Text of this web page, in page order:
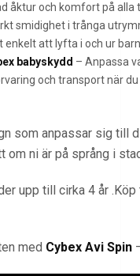
åktur och komfort på
smidighet i trånga
enkelt att lyfta i och ur
babyskydd – Anpassa
och transport när
som anpassar sig till
om ni är på språng i
upp till cirka 4 år
med Cybex Avi Spin